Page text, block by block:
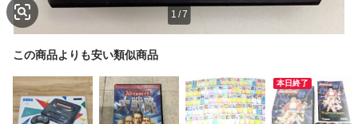
1 /7
この商品よりも安い類似商品
本日終了